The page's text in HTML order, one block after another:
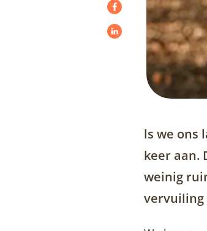
ls we ons
keer aan.
weinig
vervuiling